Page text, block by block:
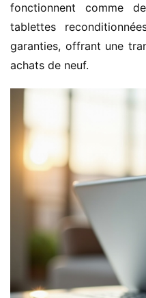
fonctionnent comme
tablettes
garanties, offrant une
achats de neuf.